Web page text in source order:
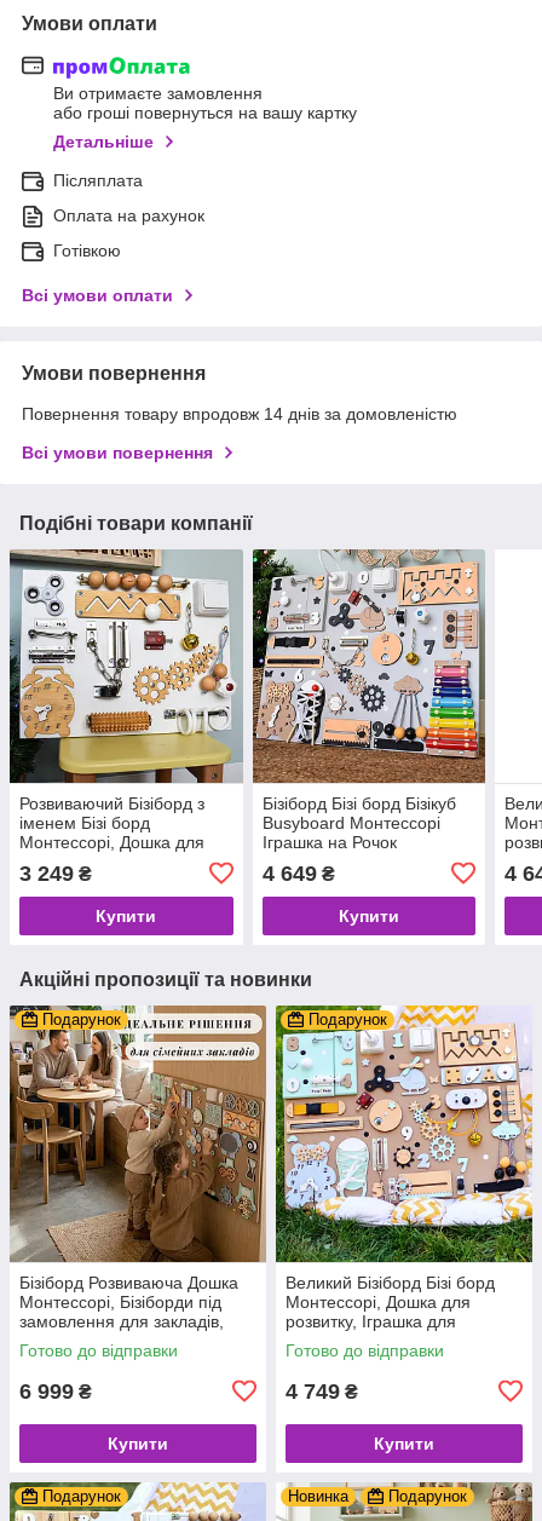
Умови оплати
Ви отримаєте замовлення
або гроші повернуться на вашу картку
Детальніше
Післяплата
Оплата на рахунок
Готівкою
Всі умови оплати
Умови повернення
Повернення товару впродовж 14 днів за домовленістю
Всі умови повернення
Подібні товари компанії
Розвиваючий Бізіборд з
іменем Бізі борд
Монтессорі, Дошка для
дитині, для дітей
3 249 ₴
Купити
Бізіборд Бізі борд Бізікуб
Busyboard Монтессорі
Іграшка на Рочок
дітей 1 2 3 роки
4 649₴
Купити
4
Акційні пропозиції та новинки
Подарунок
Бізіборд Розвиваюча Дошка
Монтессорі, Бізіборди під
замовлення для закладів,
лікарень, ресторанів
Готово до відправки
6 999 ₴
Купити
Подарунок
Великий Бізіборд Бізі борд
Монтессорі, Дошка для
розвитку, Іграшка для
моторики, Бізікуб для самих
дітей зі світлом
Готово до відправки
4 749 ₴
Купити
Подарунок Новинка Подарунок